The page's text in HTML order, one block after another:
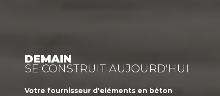
DEMAIN
SE CONSTRUIT AUJOURD'HUI
Votre fournisseur d'eléments en béton